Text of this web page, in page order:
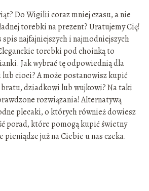
Do Wigilii coraz mniej czasu, a nie
torebki na prezent? Uratujemy Cię!
spis najfajniejszych i najmodniejszych
torebki pod choinką to
Jak wybrać tę odpowiednią dla
cioci? A może postanowisz kupić
dziadkowi lub wujkowi? Na taki
rozwiązania! Alternatywą
plecaki, o których również dowiesz
porad, które pomogą kupić świetny
już na Ciebie u nas czeka.